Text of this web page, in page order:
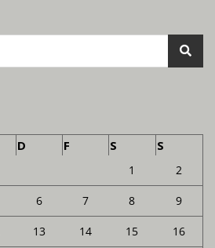
D F S S
1 2
6 7 8 9
13 14 15 16